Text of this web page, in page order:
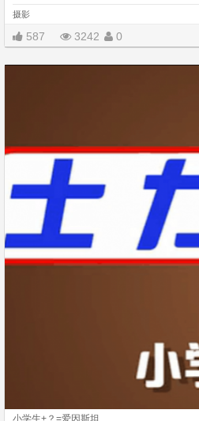
摄影
587 3242 0
小学生+？=爱因斯坦